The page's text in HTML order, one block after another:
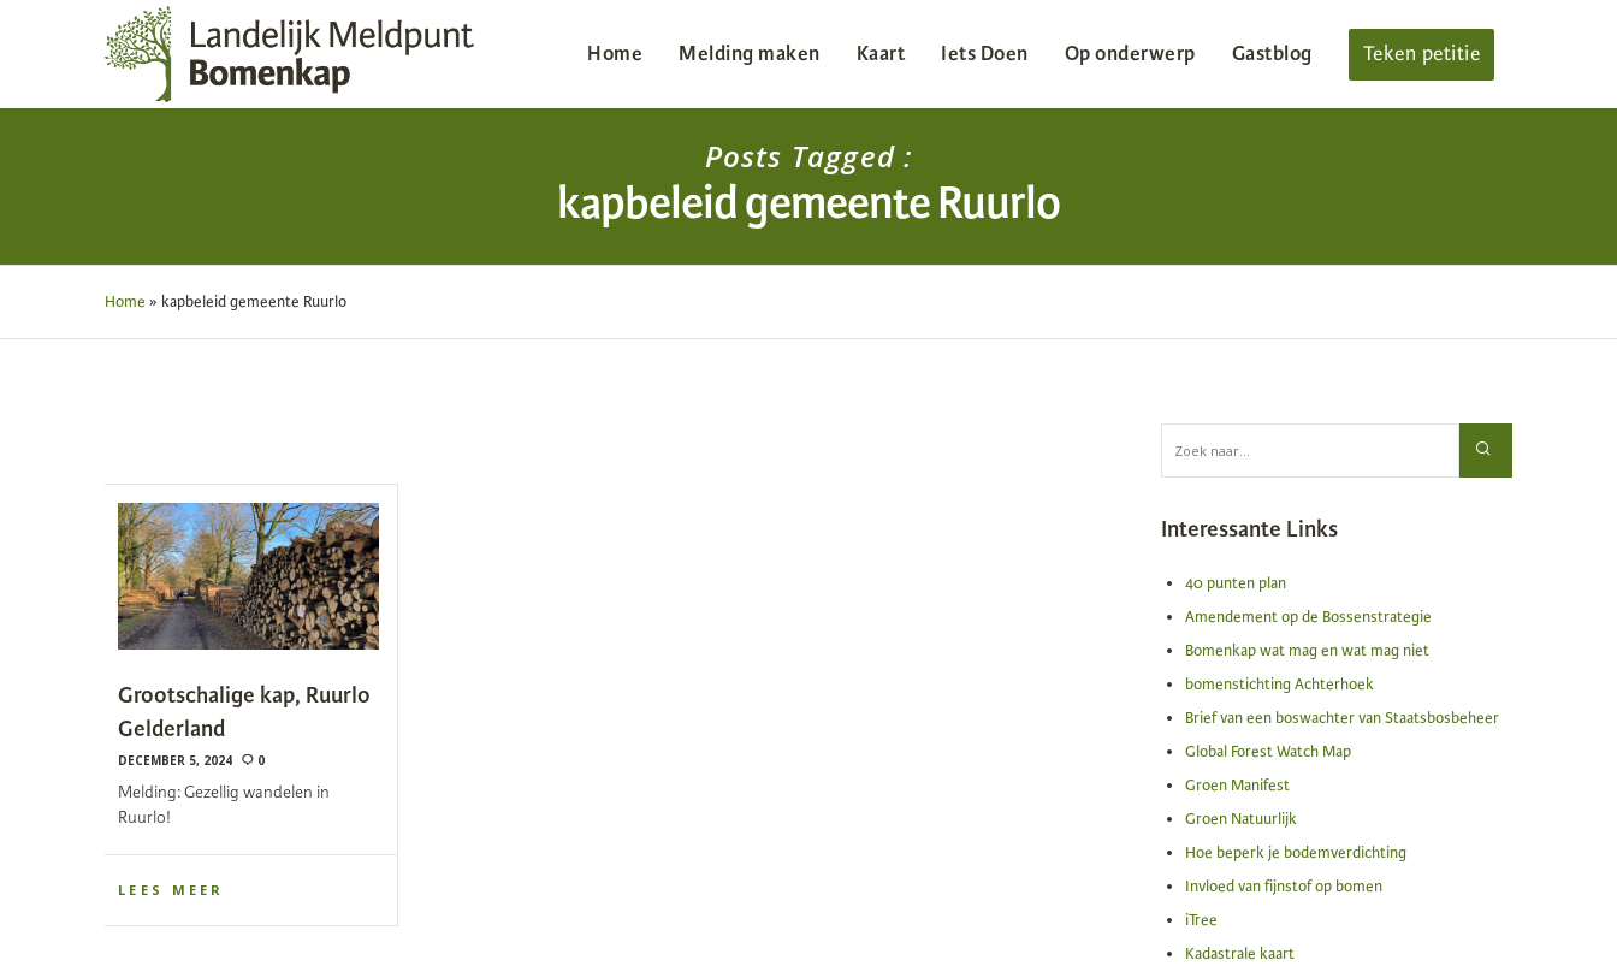
Home Melding maken Kaart Iets Doen Op onderwerp Gastblog Teken petitie
Posts Tagged :
kapbeleid gemeente Ruurlo
Home » kapbeleid gemeente Ruurlo
Grootschalige kap, Ruurlo
Gelderland
DECEMBER 5, 2024 0
Melding: Gezellig wandelen in
Ruurlo!
LEES MEER
Interessante Links
40 punten plan
Amendement op de Bossenstrategie
Bomenkap wat mag en wat mag niet
bomenstichting Achterhoek
Brief van een boswachter van Staatsbosbeheer
Global Forest Watch Map
Groen Manifest
Groen Natuurlijk
Hoe beperk je bodemverdichting
Invloed van fijnstof op bomen
iTree
Kadastrale kaart